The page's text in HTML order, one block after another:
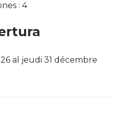
: 4
al jeudi 31 décembre